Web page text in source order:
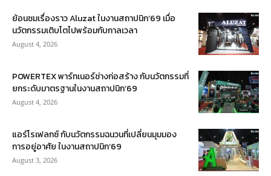
ย้อนชมเรื่องราว Aluzat ในงานสถาปนิก’69 เมื่อ
นวัตกรรมเติบโตไปพร้อมกับกาลเวลา
August 4, 2026
POWERTEX พาร์ทเนอร์ช่างก่อสร้าง กับนวัตกรรมที่
ยกระดับมาตรฐานในงานสถาปนิก’69
August 4, 2026
แอร์โรเฟลกซ์ กับนวัตกรรมฉนวนที่เปลี่ยนมุมมอง
การอยู่อาศัย ในงานสถาปนิก’69
August 3, 2026